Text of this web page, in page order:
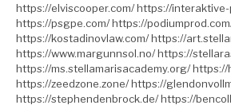
https://elviscooper.com/ https://
https://psgpe.com/ https://
https://kostadinovlaw.com/ https://
https://www.margunnsol.no/ https://
https://ms.stellamarisacademy.org/
https://zeedzone.zone/ https://
https://stephendenbrock.de/ https://